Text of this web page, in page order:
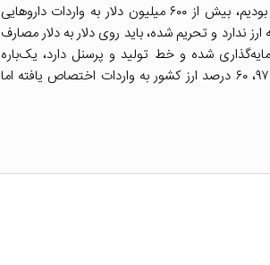
«سال ۱۳۹۷ که با شدیدترین مسائل تحریمی و مشکلات ارزی مواجه بودیم، بیش از ۶۰۰ میلیون دلار به واردات داروهایی
ندارد و تحریم شده، باید روی دلار به دلار مصارف
شده و خط تولید و پرسنل دارد، یک‌باره
تعطیل می‌شود و همین دارو به چندین برابر قیمت وارد می‌شود؟ تنها جواب تلاقی منافع است. در سال ۹۷، ۶۰ درصد ارز کشور به واردات اختصاص یافته اما